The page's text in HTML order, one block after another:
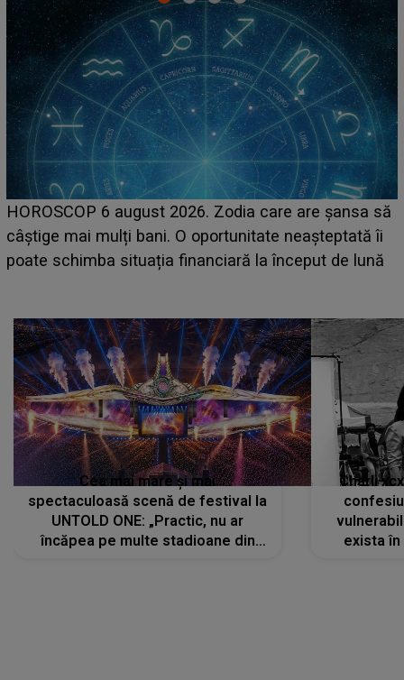
LINE-UP UNTOLD ONE, prima zi. Cine sunt artiștii
care deschid festivalul și de la ce ore au loc cele mai
așteptate concerte pe scena principală?
Cea mai mare și mai
spectaculoasă scenă de festival la
UNTOLD ONE: „Practic, nu ar
încăpea pe multe stadioane din
Charli
exista